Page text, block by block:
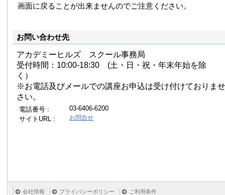
画面に戻ることが出来ませんのでご注意ください。
お問い合わせ先
アカデミーヒルズ スクール事務局
受付時間：10:00-18:30 (土・日・祝・年末年始を除
く）
※お電話及びメールでの講座お申込は受け付けておりま
さい。
電話番号 :
03-6406-6200
サイトURL :
お問合せ
会社情報 プライバシーポリシー ご利用条件